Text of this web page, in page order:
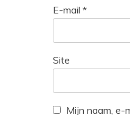
E-mail *
Site
Mijn naam, e-